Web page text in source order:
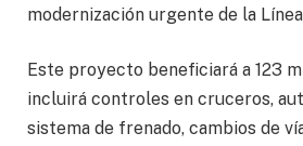
modernización urgente de la
Este proyecto beneficiará a 123
incluirá controles en cruceros,
sistema de frenado, cambios de